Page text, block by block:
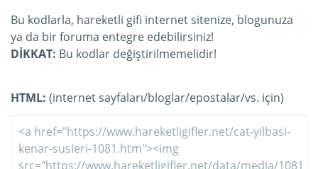
Bu kodlarla, hareketli gifi internet sitenize, blogunuza
ya da bir foruma entegre edebilirsiniz!
DİKKAT: Bu kodlar değiştirilmemelidir!
HTML: (internet sayfaları/bloglar/epostalar/vs. için)